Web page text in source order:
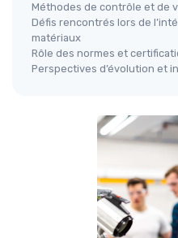
Méthodes de contrôle et de
Défis rencontrés lors de
matériaux
Rôle des normes et
Perspectives d’évolution et